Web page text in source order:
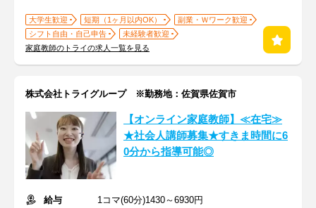
大学生歓迎 短期（1ヶ月以内OK）
副業・Ｗワーク歓迎
シフト自由・自己申告
未経験者歓迎
家庭教師のトライの求人一覧を見る
株式会社トライグループ ※勤務地：佐賀県佐賀市
【オンライン家庭教師】≪在宅≫
★社会人講師募集★すきま時間に6
0分から指導可能◎
給与 1コマ(60分)1430～6930円